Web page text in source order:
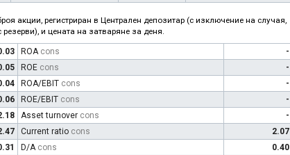
акции, регистриран в Централен депозитар (с изключение на случая,
и цената на затваряне за деня.
ROA cons
-
ROE cons
-
ROA/EBIT cons
-
ROE/EBIT cons
-
Asset turnover cons
-
Current ratio cons
2.07
D/A cons 0.40